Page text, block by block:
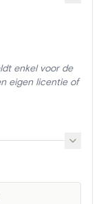
enkel voor de
eigen licentie of